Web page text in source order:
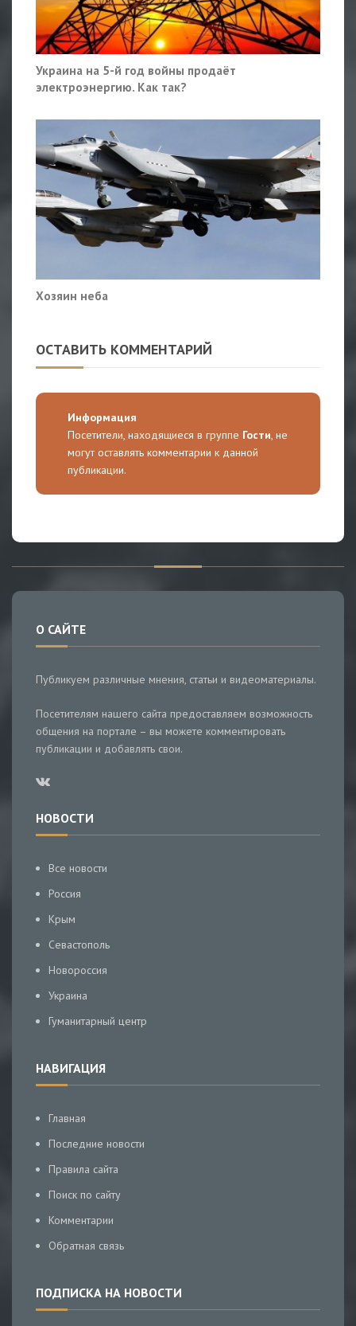
Украина на 5-й год войны продаёт
электроэнергию. Как так?
Хозяин неба
ОСТАВИТЬ КОММЕНТАРИЙ
Информация
Посетители, находящиеся в группе Гости, не
могут оставлять комментарии к данной
публикации.
О САЙТЕ
Публикуем различные мнения, статьи и видеоматериалы.
Посетителям нашего сайта предоставляем возможность
общения на портале – вы можете комментировать
публикации и добавлять свои.
НОВОСТИ
Все новости
Россия
Крым
Севастополь
Новороссия
Украина
Гуманитарный центр
НАВИГАЦИЯ
Главная
Последние новости
Правила сайта
Поиск по сайту
Комментарии
Обратная связь
ПОДПИСКА НА НОВОСТИ